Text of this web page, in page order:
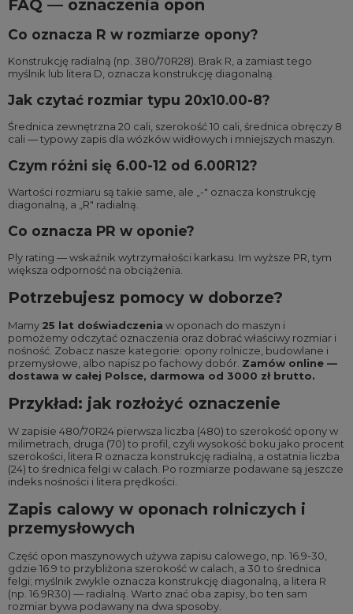
FAQ — oznaczenia opon
Co oznacza R w rozmiarze opony?
Konstrukcję radialną (np. 380/70R28). Brak R, a zamiast tego
myślnik lub litera D, oznacza konstrukcję diagonalną.
Jak czytać rozmiar typu 20x10.00-8?
Średnica zewnętrzna 20 cali, szerokość 10 cali, średnica obręczy 8
cali — typowy zapis dla wózków widłowych i mniejszych maszyn.
Czym różni się 6.00-12 od 6.00R12?
Wartości rozmiaru są takie same, ale „-" oznacza konstrukcję
diagonalną, a „R" radialną.
Co oznacza PR w oponie?
Ply rating — wskaźnik wytrzymałości karkasu. Im wyższe PR, tym
większa odporność na obciążenia.
Potrzebujesz pomocy w doborze?
Mamy 25 lat doświadczenia w oponach do maszyn i
pomożemy odczytać oznaczenia oraz dobrać właściwy rozmiar i
nośność. Zobacz nasze kategorie: opony rolnicze budowlane i
przemysłowe , albo napisz po fachowy dobór. Zamów online —
dostawa w całej Polsce, darmowa od 3000 zł brutto.
Przykład: jak rozłożyć oznaczenie
W zapisie 480/70R24 pierwsza liczba (480) to szerokość opony w
milimetrach, druga (70) to profil, czyli wysokość boku jako procent
szerokości, litera R oznacza konstrukcję radialną, a ostatnia liczba
(24) to średnica felgi w calach. Po rozmiarze podawane są jeszcze
indeks nośności i litera prędkości.
Zapis calowy w oponach rolniczych i
przemysłowych
Część opon maszynowych używa zapisu calowego, np. 16.9-30,
gdzie 16.9 to przybliżona szerokość w calach, a 30 to średnica
felgi; myślnik zwykle oznacza konstrukcję diagonalną, a litera R
(np. 16.9R30) — radialną. Warto znać oba zapisy, bo ten sam
rozmiar bywa podawany na dwa sposoby.